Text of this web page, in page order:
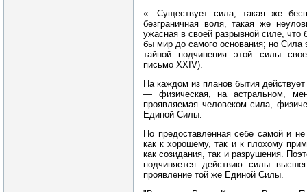
«…Существует сила, такая же
безграничная воля, такая же
ужасная в своей разрывной силе, что
бы мир до самого основания; но
тайной подчинения этой силы
письмо XXIV).
На каждом из планов бытия
— физическая, на астральном,
проявляемая человеком сила,
Единой Силы.
Но предоставленная себе самой и
как к хорошему, так и к плохому
как созидания, так и разрушения.
подчиняется действию силы
проявление той же Единой Силы.